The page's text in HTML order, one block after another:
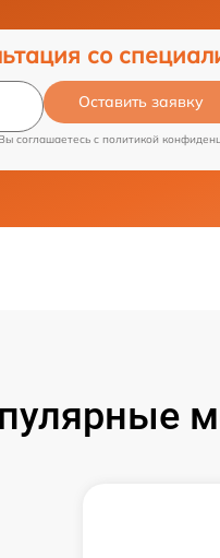
со
Оставить заявку
соглашаетесь c политикой